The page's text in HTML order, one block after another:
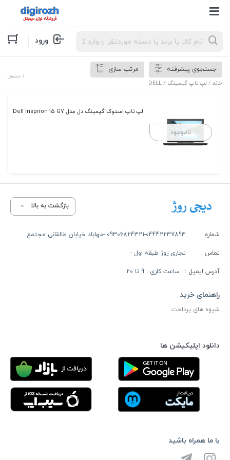
Products
search ورود
جستجوی پیشرفته
مرتب سازی
خانه / لپ تاپ گیمینگ / DELL
1 محصول
ناموجود
لپ تاپ استوک گیمینگ دل مدل Dell Inspiron 15 G7
بازگشت به بالا
شماره
تماس :
09306824321-04442237893 -مهاباد خیابان طالقانی مجتمع
تجاری روژ طبقه اول -
آدرس ایمیل : ساعت کاری : 9 تا 20
راهنمای خرید
شیوه های پرداخت
دانلود اپلیکیشن ها
با ما همراه باشید